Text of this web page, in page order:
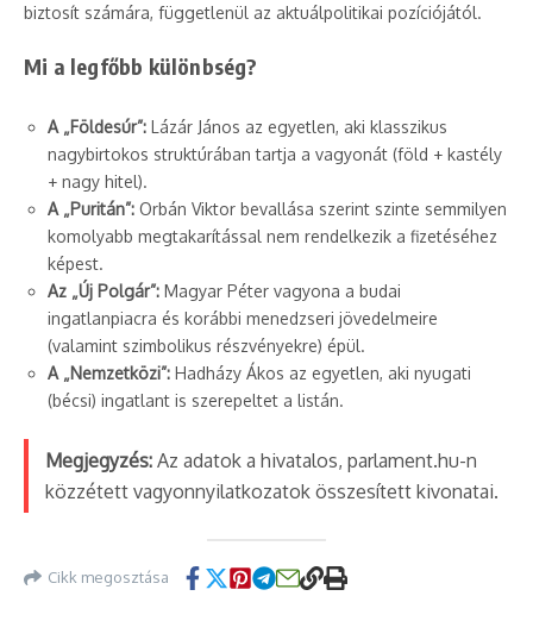
biztosít számára, függetlenül az aktuálpolitikai pozíciójától.
Mi a legfőbb különbség?
A „Földesúr”: Lázár János az egyetlen, aki klasszikus
nagybirtokos struktúrában tartja a vagyonát (föld + kastély
+ nagy hitel).
A „Puritán”: Orbán Viktor bevallása szerint szinte semmilyen
komolyabb megtakarítással nem rendelkezik a fizetéséhez
képest.
Az „Új Polgár”: Magyar Péter vagyona a budai
ingatlanpiacra és korábbi menedzseri jövedelmeire
(valamint szimbolikus részvényekre) épül.
A „Nemzetközi”: Hadházy Ákos az egyetlen, aki nyugati
(bécsi) ingatlant is szerepeltet a listán.
Megjegyzés:Az adatok a hivatalos, parlament.hu-n
közzétett vagyonnyilatkozatok összesített kivonatai.
Cikk megosztása